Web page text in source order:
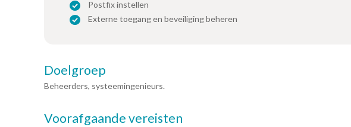
Postfix instellen
Externe toegang en beveiliging beheren
Doelgroep
Beheerders, systeemingenieurs.
Voorafgaande vereisten